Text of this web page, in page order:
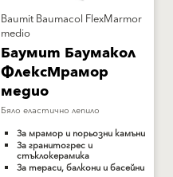
Baumit Baumacol FlexMarmor
medio
Баумит Баумакол
ФлексМрамор
медио
Бяло еластично лепило
За мрамор и порьозни камъни
За гранитогрес и
стъклокерамика
За тераси, балкони и басейни